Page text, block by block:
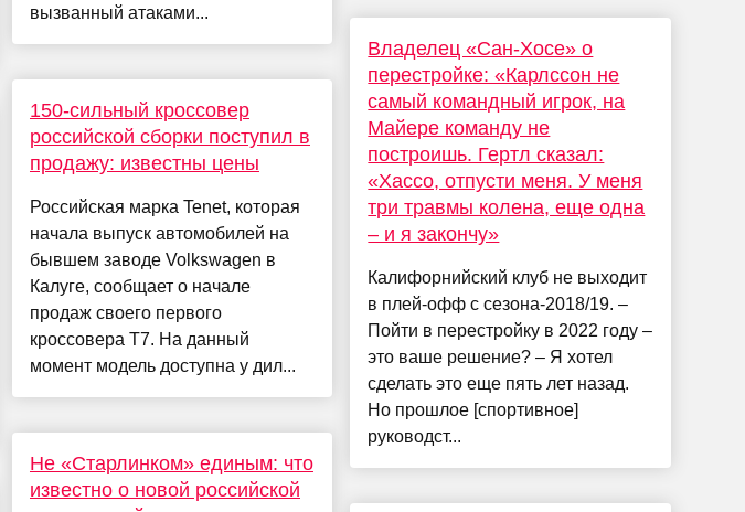
вызванный атаками...
150-сильный кроссовер
российской сборки поступил в
продажу: известны цены
Российская марка Tenet, которая
начала выпуск автомобилей на
бывшем заводе Volkswagen в
Калуге, сообщает о начале
продаж своего первого
кроссовера T7. На данный
момент модель доступна у дил...
Не «Старлинком» единым: что
известно о новой российской
Владелец «Сан-Хосе» о
перестройке: «Карлссон не
самый командный игрок, на
Майере команду не
построишь. Гертл сказал:
«Хассо, отпусти меня. У меня
три травмы колена, еще одна
– и я закончу»
Калифорнийский клуб не выходит
в плей-офф с сезона-2018/19. –
Пойти в перестройку в 2022 году –
это ваше решение? – Я хотел
сделать это еще пять лет назад.
Но прошлое [спортивное]
руководст...